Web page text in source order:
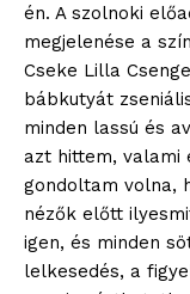
én. A szolnoki
megjelenése a
Cseke Lilla
bábkutyát
minden lassú és
azt hittem,
gondoltam volna,
nézők előtt
igen, és minden
lelkesedés, a